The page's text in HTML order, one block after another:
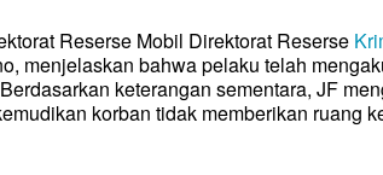
Reserse Mobil Direktorat Reserse
menjelaskan bahwa pelaku telah
keterangan sementara, JF
korban tidak memberikan ruang